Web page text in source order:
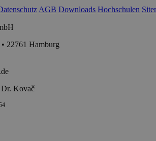
AGB Downloads Hochschulen
22761 Hamburg
Kovač